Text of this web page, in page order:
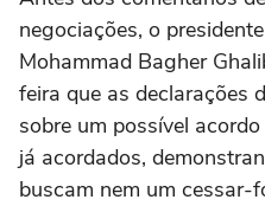
negociações, o
Mohammad Bagher
feira que as declarações
sobre um possível
já acordados,
buscam nem um cessar-